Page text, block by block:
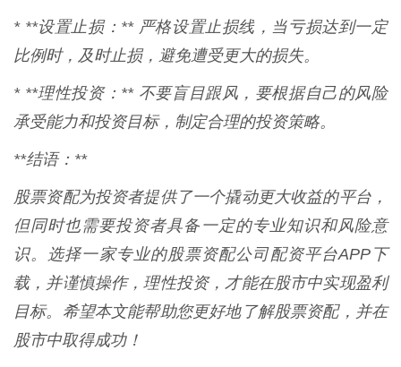
* **设置止损：** 严格设置止损线，当亏损达到一定
比例时，及时止损，避免遭受更大的损失。
* **理性投资：** 不要盲目跟风，要根据自己的风险
承受能力和投资目标，制定合理的投资策略。
**结语：**
股票资配为投资者提供了一个撬动更大收益的平台，
但同时也需要投资者具备一定的专业知识和风险意
识。选择一家专业的股票资配公司配资平台APP下
载，并谨慎操作，理性投资，才能在股市中实现盈利
目标。希望本文能帮助您更好地了解股票资配，并在
股市中取得成功！